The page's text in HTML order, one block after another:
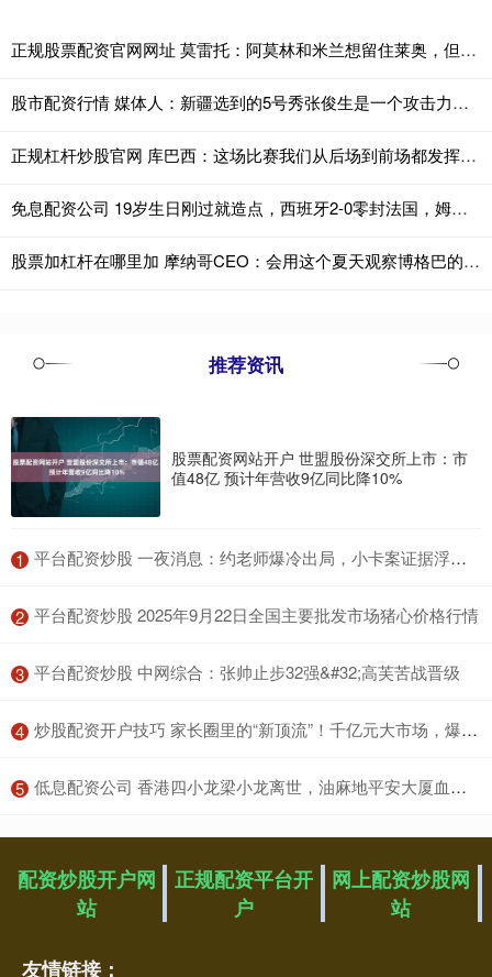
正规股票配资官网网址 莫雷托：阿莫林和米兰想留住莱奥，但球员转会离队的大门并未关闭
股市配资行情 媒体人：新疆选到的5号秀张俊生是一个攻击力很强的小后卫 非常快
正规杠杆炒股官网 库巴西：这场比赛我们从后场到前场都发挥出色，完全压制了对手
免息配资公司 19岁生日刚过就造点，西班牙2-0零封法国，姆巴佩6次栽给这小孩？
股票加杠杆在哪里加 摩纳哥CEO：会用这个夏天观察博格巴的水平，他确实有可能离开
推荐资讯
股票配资网站开户 世盟股份深交所上市：市
值48亿 预计年营收9亿同比降10%
1 ​平台配资炒股 一夜消息：约老师爆冷出局，小卡案证据浮现，库明加签约倒计时
2 ​平台配资炒股 2025年9月22日全国主要批发市场猪心价格行情
3 ​平台配资炒股 中网综合：张帅止步32强&#32;高芙苦战晋级
4 ​炒股配资开户技巧 家长圈里的“新顶流”！千亿元大市场，爆发！
5 ​低息配资公司 香港四小龙梁小龙离世，油麻地平安大厦血战往事，为何他临终只说去拍电影？
配资炒股开户网
站
正规配资平台开
户
网上配资炒股网
站
友情链接：